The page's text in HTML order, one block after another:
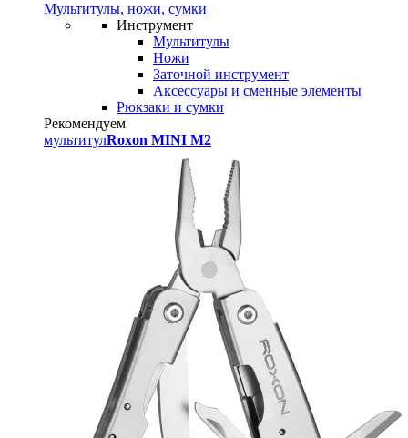
Мультитулы, ножи, сумки
Инструмент
Мультитулы
Ножи
Заточной инструмент
Аксессуары и сменные элементы
Рюкзаки и сумки
Рекомендуем
мультитулRoxon MINI M2